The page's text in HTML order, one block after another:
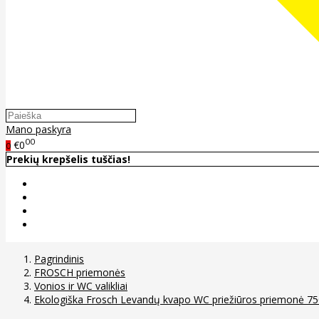
Mano paskyra
0 €000
Prekių krepšelis tuščias!
Pagrindinis
FROSCH priemonės
Vonios ir WC valikliai
Ekologiška Frosch Levandų kvapo WC priežiūros priemonė